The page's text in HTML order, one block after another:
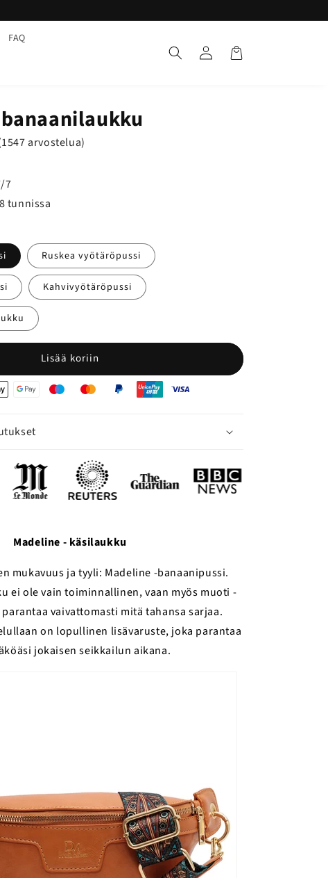
FAQ
Yhteys Basket
arvostelua)
7
tunnissa
Ruskea vyötäröpussi
Kahvivyötäröpussi
Lisää koriin
Madeline - käsilaukku
mukavuus ja tyyli: Madeline -banaanipussi.
ei ole vain toiminnallinen, vaan myös muoti -
vaivattomasti mitä tahansa sarjaa.
on lopullinen lisävaruste, joka parantaa
jokaisen seikkailun aikana.